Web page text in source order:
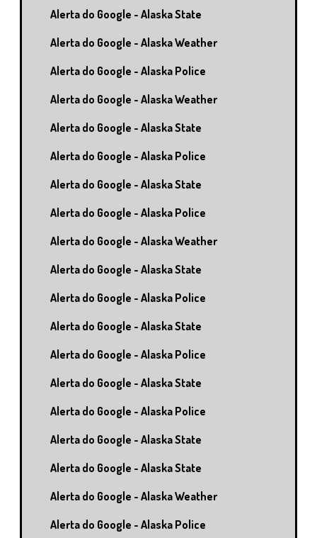
Alerta do Google - Alaska State
Alerta do Google - Alaska Weather
Alerta do Google - Alaska Police
Alerta do Google - Alaska Weather
Alerta do Google - Alaska State
Alerta do Google - Alaska Police
Alerta do Google - Alaska State
Alerta do Google - Alaska Police
Alerta do Google - Alaska Weather
Alerta do Google - Alaska State
Alerta do Google - Alaska Police
Alerta do Google - Alaska State
Alerta do Google - Alaska Police
Alerta do Google - Alaska State
Alerta do Google - Alaska Police
Alerta do Google - Alaska State
Alerta do Google - Alaska State
Alerta do Google - Alaska Weather
Alerta do Google - Alaska Police